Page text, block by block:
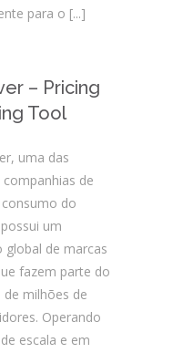
para o [...]
– Pricing
Tool
uma das
de
do
um
global de marcas
fazem parte do
de milhões de
Operando
escala e em